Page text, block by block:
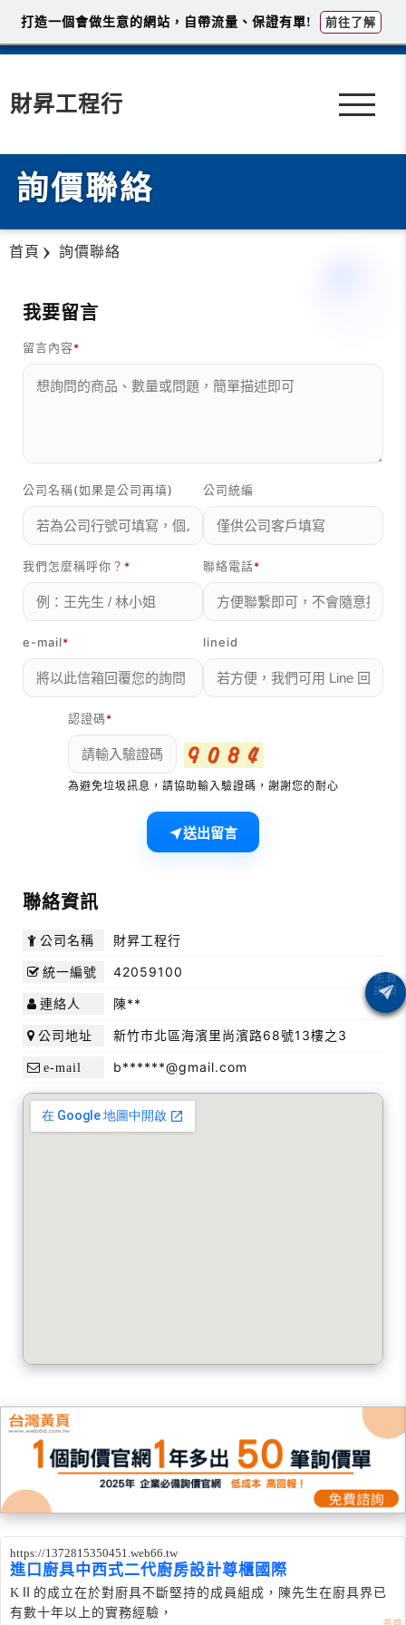
財昇工程行
詢價聯絡
首頁 詢價聯絡
聯絡資訊
公司名稱 財昇工程行
統一編號 42059100
連絡人 陳**
公司地址 新竹市北區海濱里尚濱路68號13樓之3
e-mail b******@gmail.com
我要留言
留言內容
公司名稱(如果是公司再填) 公司統編
我們怎麼稱呼你？ 聯絡電話
e-mail lineid
認證碼
為避免垃圾訊息，請協助輸入驗證碼，謝謝您的耐心
送出留言
https://1372815350451.web66.tw
進口廚具中西式二代廚房設計尊櫃國際
KⅡ的成立在於對廚具不斷堅持的成員組成，陳先生在廚具界已
有數十年以上的實務經驗，
打造一個會做生意的網站，自帶流量、保證有單! 前往了解